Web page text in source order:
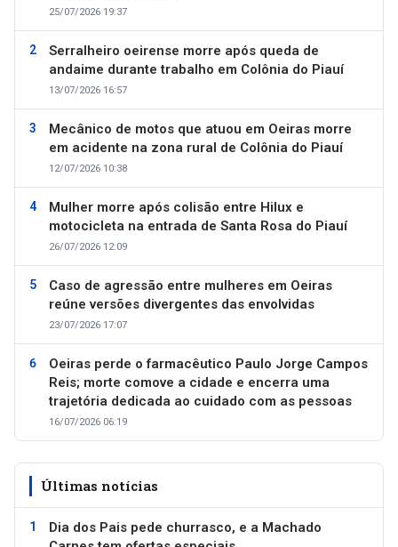
25/07/2026 19:37
Serralheiro oeirense morre após queda de
andaime durante trabalho em Colônia do Piauí
13/07/2026 16:57
Mecânico de motos que atuou em Oeiras morre
em acidente na zona rural de Colônia do Piauí
12/07/2026 10:38
Mulher morre após colisão entre Hilux e
motocicleta na entrada de Santa Rosa do Piauí
26/07/2026 12:09
Caso de agressão entre mulheres em Oeiras
reúne versões divergentes das envolvidas
23/07/2026 17:07
Oeiras perde o farmacêutico Paulo Jorge Campos
Reis; morte comove a cidade e encerra uma
trajetória dedicada ao cuidado com as pessoas
16/07/2026 06:19
Últimas notícias
Dia dos Pais pede churrasco, e a Machado